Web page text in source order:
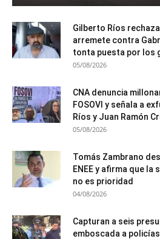
Gilberto Ríos
arremete contra
tonta puesta por los
05/08/2026
CNA denuncia
FOSOVI y señala a
Ríos y Juan Ramón
05/08/2026
Tomás Zambrano
ENEE y afirma que la
no es prioridad
04/08/2026
Capturan a seis
emboscada a